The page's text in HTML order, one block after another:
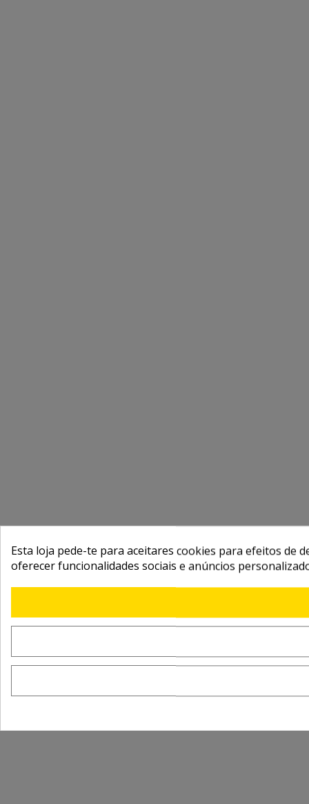
Esta loja pede-te para aceitares cookies para efeitos de
oferecer funcionalidades sociais e anúncios